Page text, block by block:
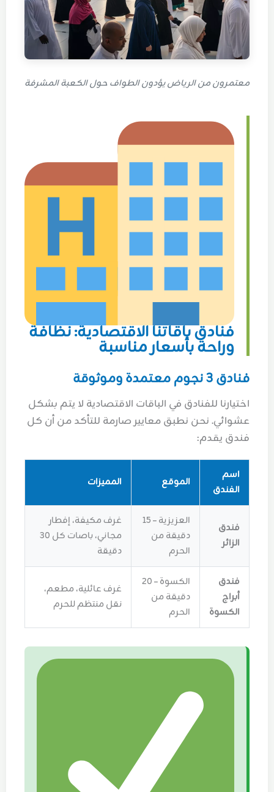
معتمرون من الرياض يؤدون الطواف حول الكعبة المشرفة
فنادق باقاتنا الاقتصادية: نظافة
وراحة بأسعار مناسبة
فنادق 3 نجوم معتمدة وموثوقة
اختيارنا للفنادق في الباقات الاقتصادية لا يتم بشكل
عشوائي. نحن نطبق معايير صارمة للتأكد من أن كل
فندق يقدم:
اسم
الفندق
الموقع المميزات
فندق
الزائر
العزيزية – 15
دقيقة من
الحرم
غرف مكيفة، إفطار
مجاني، باصات كل 30
دقيقة
فندق
أبراج
الكسوة
الكسوة – 20
دقيقة من
الحرم
غرف عائلية، مطعم،
نقل منتظم للحرم